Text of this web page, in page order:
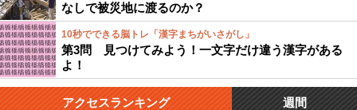
なしで被災地に渡るのか？
10秒でできる脳トレ「漢字まちがいさがし」
第3問 見つけてみよう！一文字だけ違う漢字がある
よ！
アクセスランキング 週間